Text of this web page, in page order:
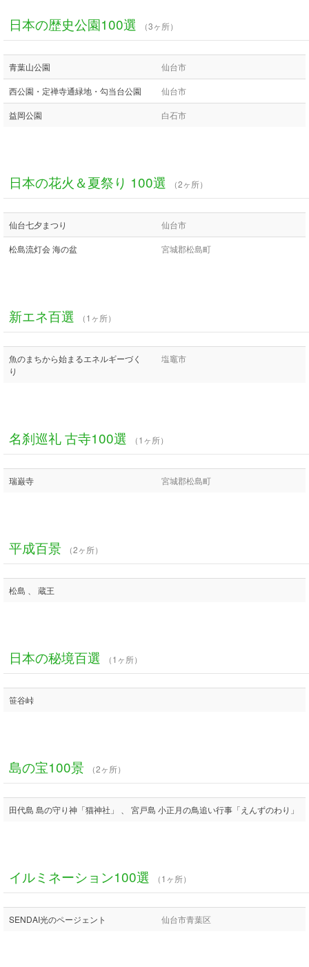
日本の歴史公園100選 （3ヶ所）
青葉山公園 仙台市
西公園・定禅寺通緑地・勾当台公園 仙台市
益岡公園 白石市
日本の花火＆夏祭り 100選 （2ヶ所）
仙台七夕まつり 仙台市
松島流灯会 海の盆 宮城郡松島町
新エネ百選 （1ヶ所）
魚のまちから始まるエネルギーづく
り
塩竈市
名刹巡礼 古寺100選 （1ヶ所）
瑞巌寺 宮城郡松島町
平成百景 （2ヶ所）
松島 、 蔵王
日本の秘境百選 （1ヶ所）
笹谷峠
島の宝100景 （2ヶ所）
田代島 島の守り神「猫神社」 、 宮戸島 小正月の鳥追い行事「えんずのわり」
イルミネーション100選 （1ヶ所）
SENDAI光のページェント 仙台市青葉区